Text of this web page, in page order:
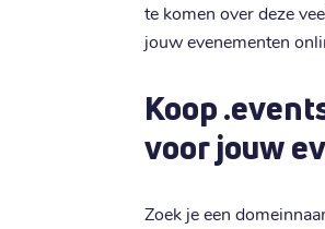
te komen over deze
jouw evenementen
Koop
voor jouw
Zoek je een